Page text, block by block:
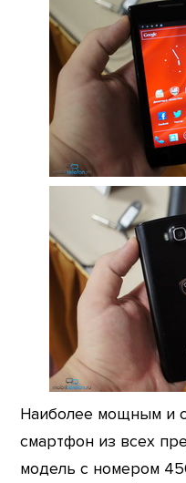
Наиболее мощным и
смартфон из всех
модель с номером